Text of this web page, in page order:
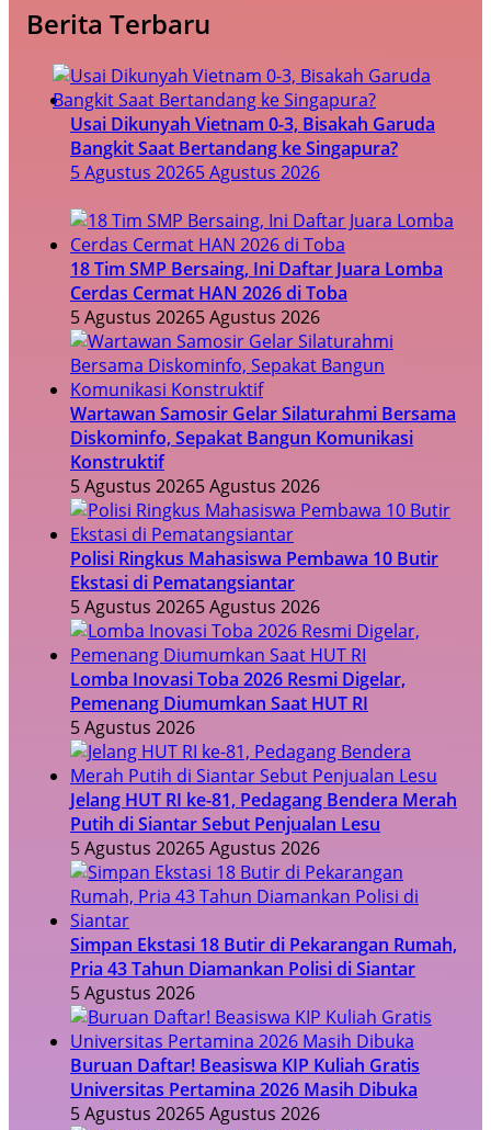
Berita Terbaru
Usai Dikunyah Vietnam 0-3, Bisakah Garuda
Bangkit Saat Bertandang ke Singapura?
5 Agustus 20265 Agustus 2026
18 Tim SMP Bersaing, Ini Daftar Juara Lomba
Cerdas Cermat HAN 2026 di Toba
5 Agustus 20265 Agustus 2026
Wartawan Samosir Gelar Silaturahmi Bersama
Diskominfo, Sepakat Bangun Komunikasi
Konstruktif
5 Agustus 20265 Agustus 2026
Polisi Ringkus Mahasiswa Pembawa 10 Butir
Ekstasi di Pematangsiantar
5 Agustus 20265 Agustus 2026
Lomba Inovasi Toba 2026 Resmi Digelar,
Pemenang Diumumkan Saat HUT RI
5 Agustus 2026
Jelang HUT RI ke-81, Pedagang Bendera Merah
Putih di Siantar Sebut Penjualan Lesu
5 Agustus 20265 Agustus 2026
Simpan Ekstasi 18 Butir di Pekarangan Rumah,
Pria 43 Tahun Diamankan Polisi di Siantar
5 Agustus 2026
Buruan Daftar! Beasiswa KIP Kuliah Gratis
Universitas Pertamina 2026 Masih Dibuka
5 Agustus 20265 Agustus 2026